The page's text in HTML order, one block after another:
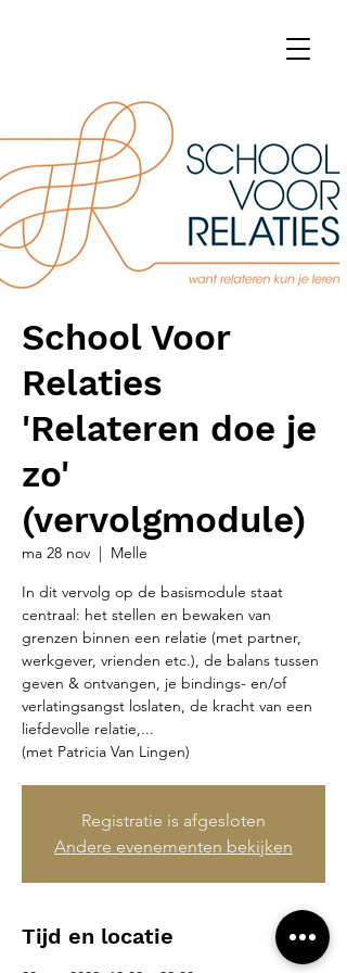
School Voor
Relaties
'Relateren doe je
zo'
(vervolgmodule)
ma 28 nov
  |
Melle
In dit vervolg op de basismodule staat
centraal: het stellen en bewaken van
grenzen binnen een relatie (met partner,
werkgever, vrienden etc.), de balans tussen
geven & ontvangen, je bindings- en/of
verlatingsangst loslaten, de kracht van een
liefdevolle relatie,...
(met Patricia Van Lingen)
Registratie is afgesloten
Andere evenementen bekijken
Tijd en locatie